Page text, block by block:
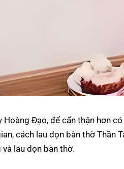
Đạo, để cẩn thận hơn
cách lau dọn bàn thờ Thần
lau dọn bàn thờ.